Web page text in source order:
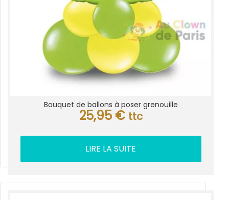
Bouquet de ballons à poser grenouille
25,95 € ttc
LIRE LA SUITE